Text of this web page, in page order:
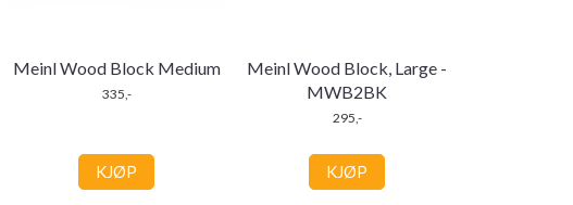
Meinl Wood Block Medium
335,-
KJØP
Meinl Wood Block, Large -
MWB2BK
295,-
KJØP